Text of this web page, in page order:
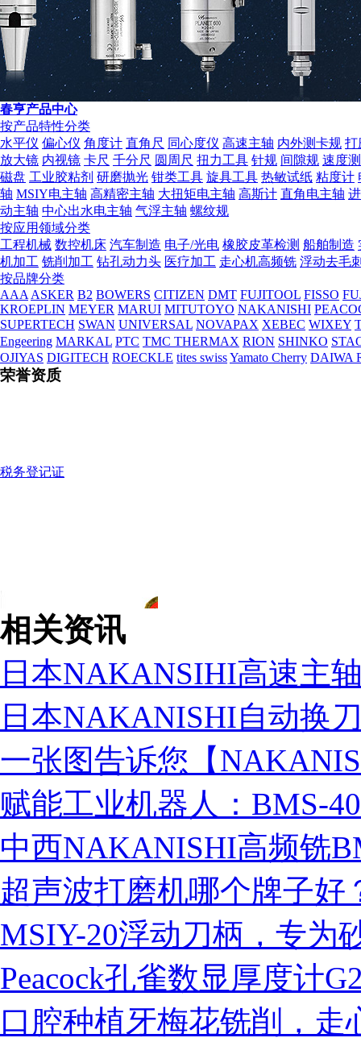
春亨产品中心
按产品特性分类
水平仪 偏心仪 角度计 直角尺 同心度仪 高速主轴 内外测卡规 打
放大镜 内视镜 卡尺 千分尺 圆周尺 扭力工具 针规 间隙规 速度
磁盘 工业胶粘剂 研磨抛光 钳类工具 旋具工具 热敏试纸 粘度计
轴 MSIY电主轴 高精密主轴 大扭矩电主轴 高斯计 直角电主轴
动主轴 中心出水电主轴 气浮主轴 螺纹规
按应用领域分类
工程机械 数控机床 汽车制造 电子/光电 橡胶皮革检测 船舶制造
机加工 铣削加工 钻孔动力头 医疗加工 走心机高频铣 浮动去毛
按品牌分类
AAA ASKER B2 BOWERS CITIZEN DMT FUJITOOL FISSO
KROEPLIN MEYER MARUI MITUTOYO NAKANISHI
SUPERTECH SWAN UNIVERSAL NOVAPAX XEBEC WIXEY
Engeering MARKAL PTC TMC THERMAX RION SHINKO
OJIYAS DIGITECH ROECKLE tites swissYamato Cherry DAIWA
荣誉资质
营业执照
相关资讯
日本NAKANSIHI高速主
日本NAKANISHI自动换
一张图告诉您【
赋能工业机器人：BMS-
中西NAKANISHI高频铣
超声波打磨机哪个牌子
MSIY-20浮动刀柄，专为
Peacock孔雀数显厚度计
口腔种植牙梅花铣削，